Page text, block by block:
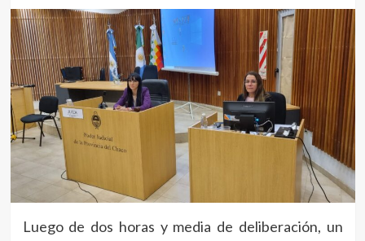
Luego de dos horas y media de deliberación, un